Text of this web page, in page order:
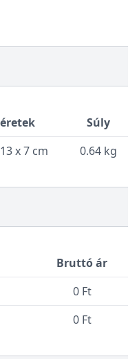
Súly
x 7 cm 0.64 kg
Bruttó ár
0 Ft
0 Ft